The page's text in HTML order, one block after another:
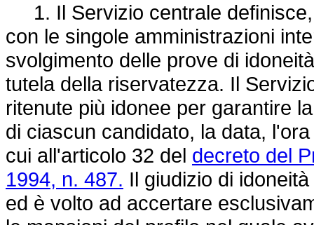
1. Il Servizio centrale
con le singole amministrazioni
svolgimento delle prove di
tutela della riservatezza. Il
ritenute più idonee per garantire
di ciascun candidato, la data,
cui all'articolo 32 del decreto del
1994, n. 487. Il giudizio di
ed è volto ad accertare